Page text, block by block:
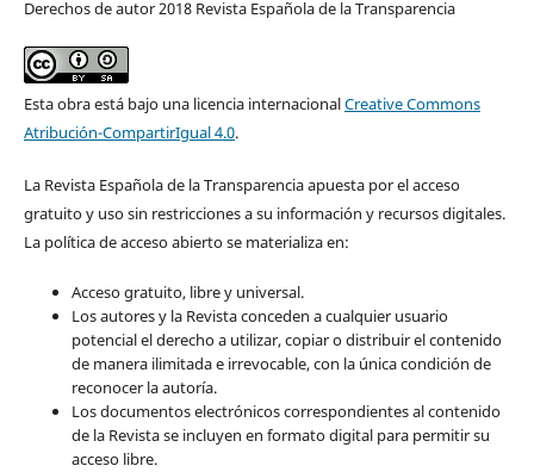
Derechos de autor 2018 Revista Española de la Transparencia
Esta obra está bajo una licencia internacionalCreative Commons
Atribución-CompartirIgual 4.0.
La Revista Española de la Transparencia apuesta por el acceso
gratuito y uso sin restricciones a su información y recursos digitales.
La política de acceso abierto se materializa en:
Acceso gratuito, libre y universal.
Los autores y la Revista conceden a cualquier usuario
potencial el derecho a utilizar, copiar o distribuir el contenido
de manera ilimitada e irrevocable, con la única condición de
reconocer la autoría.
Los documentos electrónicos correspondientes al contenido
de la Revista se incluyen en formato digital para permitir su
acceso libre.